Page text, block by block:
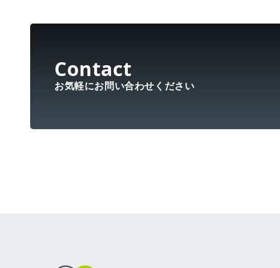
お気軽にお問い合わせください